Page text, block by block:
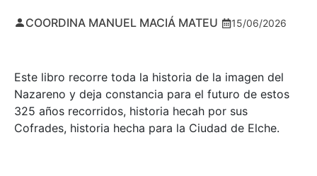
COORDINA MANUEL MACIÁ MATEU 15/06/2026
Este libro recorre toda la historia de la imagen del
Nazareno y deja constancia para el futuro de estos
325 años recorridos, historia hecah por sus
Cofrades, historia hecha para la Ciudad de Elche.